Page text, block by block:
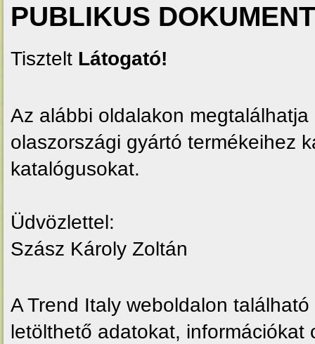
PUBLIKUS
Tisztelt Látogató!
Az alábbi oldalakon
olaszországi gyártó termékeihez
katalógusokat.
Üdvözlettel:
Szász Károly Zoltán
A Trend Italy weboldalon található
letölthető adatokat, információkat